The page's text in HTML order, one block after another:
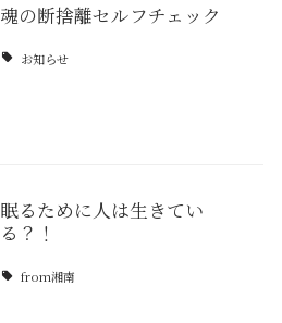
魂の断捨離セルフチェック
お知らせ
眠るために人は生きてい
る？！
from湘南